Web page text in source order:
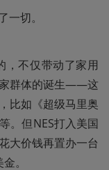
切。
，不仅带动了家用
群体的诞生——这
比如《超级马里奥
。但NES打入美国
大价钱再置办一台
。